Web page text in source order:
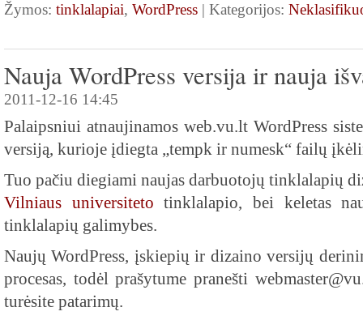
Žymos: tinklalapiai, WordPress | Kategorijos:
Nauja WordPress versija ir nauja
2011-12-16 14:45
Palaipsniui atnaujinamos web.vu.lt WordPress
versiją, kurioje įdiegta „tempk ir numesk“ failų
Tuo pačiu diegiami naujas darbuotojų tinklalapių
Vilniaus universiteto tinklalapio, bei keletas
tinklalapių galimybes.
Naujų WordPress, įskiepių ir dizaino versijų
procesas, todėl prašytume pranešti
turėsite patarimų.